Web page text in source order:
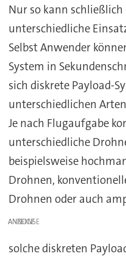
Nur so kann
unterschiedliche
Selbst Anwender
System in
sich diskrete Payload-
unterschiedlichen
Je nach Flugaufgabe
unterschiedliche
beispielsweise
Drohnen,
Drohnen oder auch
ANZEIGE
solche diskreten